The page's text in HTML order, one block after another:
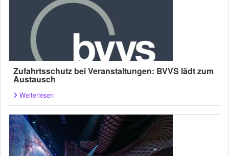
Zufahrtsschutz bei Veranstaltungen: BVVS lädt zum
Austausch
Weiterlesen